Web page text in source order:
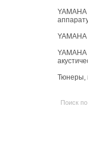
YAMAHA
Тюнеры,